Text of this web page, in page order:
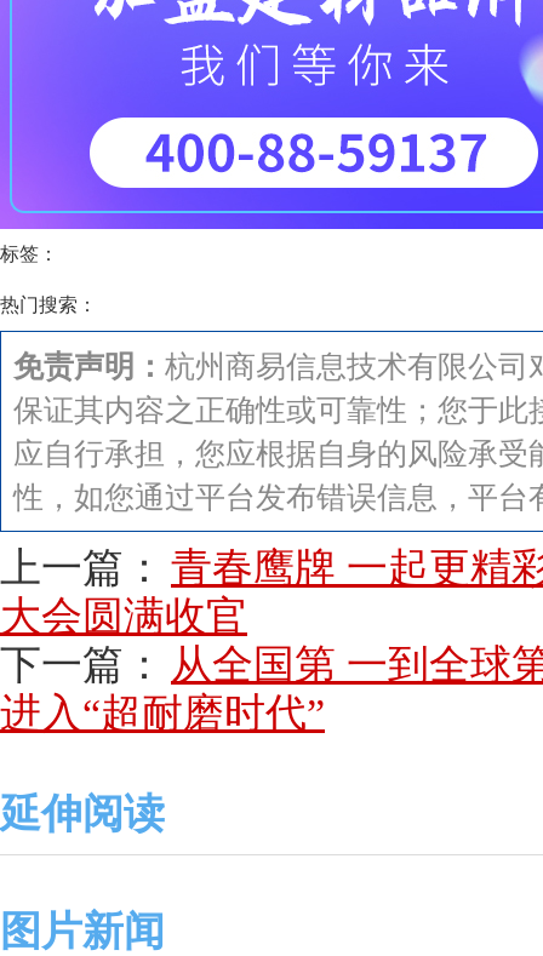
标签：
热门搜索：
免责声明： 杭州商易信息技术有限公
保证其内容之正确性或可靠性；您于
应自行承担，您应根据自身的风险承
性，如您通过平台发布错误信息，平台
上一篇： 青春鹰牌 一起更精
大会圆满收官
下一篇：
从全国第 一到全球
进入“超耐磨时代”
延伸阅读
图片新闻